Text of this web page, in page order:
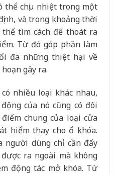
thể chịu nhiệt trong một
và trong khoảng thời
tìm cách để thoát ra
Từ đó góp phần làm
đa những thiệt hại về
gây ra.
nhiều loại khác nhau,
của nó cũng có đôi
chung của loại cửa
hiểm thay cho ổ khóa.
người dùng chỉ cần đẩy
ra ngoài mà không
động tác mở khóa. Từ